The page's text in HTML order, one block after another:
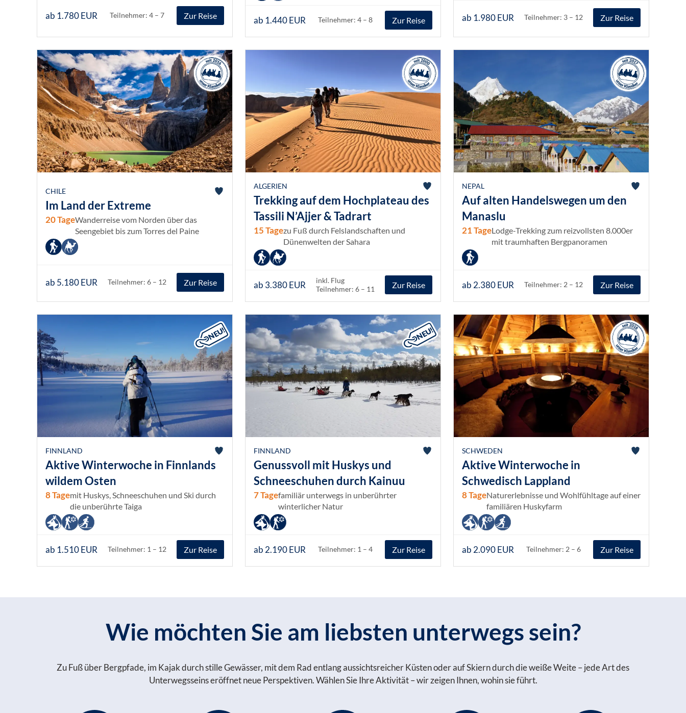
ab 1.780 EUR Teilnehmer: 4 – 7 Zur Reise ab 1.440 EUR Teilnehmer: 4 – 8 Zur Reise ab 1.980 EUR Teilnehmer: 3 – 12 Zur Reise
CHILE
Im Land der Extreme
20 TageWanderreise vom Norden über das
Seengebiet bis zum Torres del Paine
ab 5.180 EUR Teilnehmer: 6 – 12 Zur Reise
ALGERIEN
Trekking auf dem Hochplateau des
Tassili N’Ajjer & Tadrart
15 Tagezu Fuß durch Felslandschaften und
Dünenwelten der Sahara
ab 3.380 EUR
inkl. Flug
Teilnehmer: 6 – 11
Zur Reise
NEPAL
Auf alten Handelswegen um den
Manaslu
21 TageLodge-Trekking zum reizvollsten 8.000er
mit traumhaften Bergpanoramen
ab 2.380 EUR Teilnehmer: 2 – 12 Zur Reise
FINNLAND
Aktive Winterwoche in Finnlands
wildem Osten
8 Tagemit Huskys, Schneeschuhen und Ski durch
die unberührte Taiga
ab 1.510 EUR Teilnehmer: 1 – 12 Zur Reise
FINNLAND
Genussvoll mit Huskys und
Schneeschuhen durch Kainuu
7 Tagefamiliär unterwegs in unberührter
winterlicher Natur
ab 2.190 EUR Teilnehmer: 1 – 4 Zur Reise
SCHWEDEN
Aktive Winterwoche in
Schwedisch Lappland
8 TageNaturerlebnisse und Wohlfühltage auf einer
familiären Huskyfarm
ab 2.090 EUR Teilnehmer: 2 – 6 Zur Reise
Wie möchten Sie am liebsten unterwegs sein?
Zu Fuß über Bergpfade, im Kajak durch stille Gewässer, mit dem Rad entlang aussichtsreicher Küsten oder auf Skiern durch die weiße Weite – jede Art des
Unterwegsseins eröffnet neue Perspektiven. Wählen Sie Ihre Aktivität – wir zeigen Ihnen, wohin sie führt.